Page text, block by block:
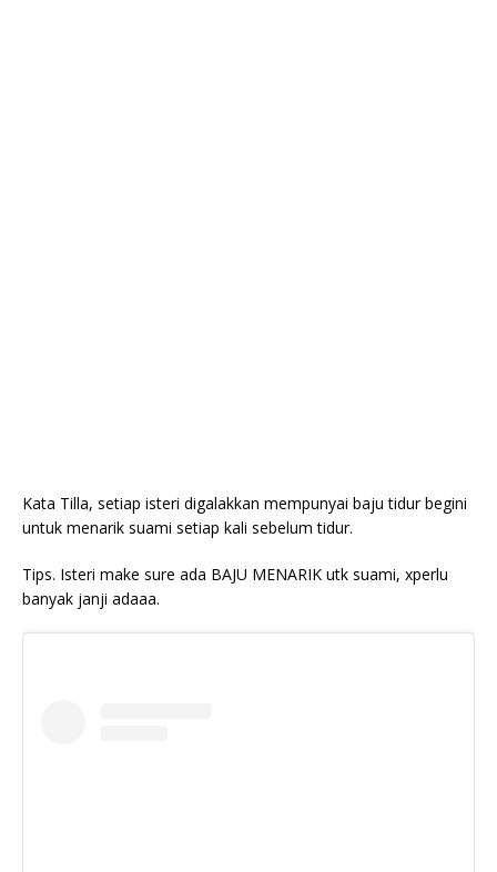
Kata Tilla, setiap isteri digalakkan mempunyai baju tidur begini
untuk menarik suami setiap kali sebelum tidur.
Tips. Isteri make sure ada BAJU MENARIK utk suami, xperlu
banyak janji adaaa.